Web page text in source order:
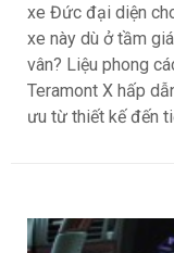
xe Đức đại diện
xe này dù ở tầm
vân? Liệu phong
Teramont X hấp
ưu từ thiết kế đến